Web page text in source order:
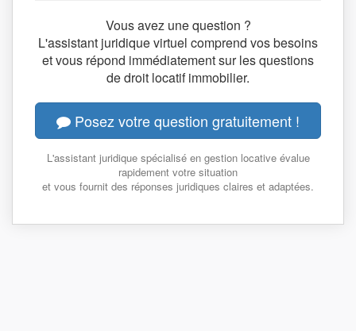
Vous avez une question ?
L'assistant juridique virtuel comprend vos besoins
et vous répond immédiatement sur les questions
de droit locatif immobilier.
Posez votre question gratuitement !
L'assistant juridique spécialisé en gestion locative évalue
rapidement votre situation
et vous fournit des réponses juridiques claires et adaptées.